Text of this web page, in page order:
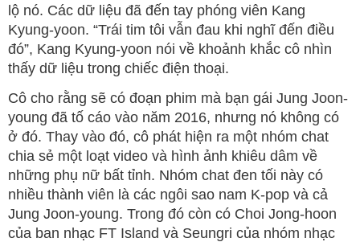
lộ nó. Các dữ liệu đã đến tay phóng viên Kang
Kyung-yoon. “Trái tim tôi vẫn đau khi nghĩ đến điều
đó”, Kang Kyung-yoon nói về khoảnh khắc cô nhìn
thấy dữ liệu trong chiếc điện thoại.
Cô cho rằng sẽ có đoạn phim mà bạn gái Jung Joon-
young đã tố cáo vào năm 2016, nhưng nó không có
ở đó. Thay vào đó, cô phát hiện ra một nhóm chat
chia sẻ một loạt video và hình ảnh khiêu dâm về
những phụ nữ bất tỉnh. Nhóm chat đen tối này có
nhiều thành viên là các ngôi sao nam K-pop và cả
Jung Joon-young. Trong đó còn có Choi Jong-hoon
của ban nhạc FT Island và Seungri của nhóm nhạc